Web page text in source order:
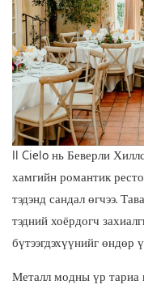
Il Cielo нь Беверли
хамгийн романтик
тэдэнд сандал өгчээ.
тэдний хоёрдогч
бүтээгдэхүүнийг өндөр
Металл модны үр тариа